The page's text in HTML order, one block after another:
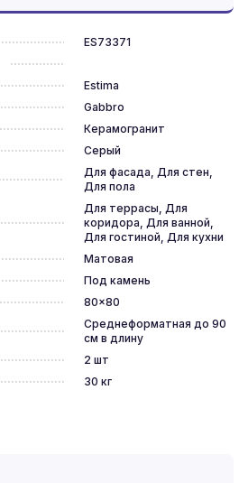
ES73371
Estima
Gabbro
Керамогранит
Серый
Для фасада, Для стен,
Для пола
Для террасы, Для
коридора, Для ванной,
Для гостиной, Для кухни
Матовая
Под камень
80x80
Среднеформатная до 90
см в длину
2 шт
30 кг